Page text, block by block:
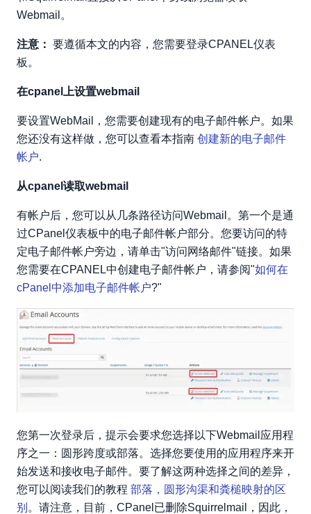
Webmail。
注意： 要遵循本文的内容，您需要登录CPANEL仪表
板。
在cpanel上设置webmail
要设置WebMail，您需要创建现有的电子邮件帐户。如果
您还没有这样做，您可以查看本指南 创建新的电子邮件
帐户.
从cpanel读取webmail
有帐户后，您可以从几条路径访问Webmail。第一个是通
过CPanel仪表板中的电子邮件帐户部分。您要访问的特
定电子邮件帐户旁边，请单击"访问网络邮件"链接。如果
您需要在CPANEL中创建电子邮件帐户，请参阅"如何在
cPanel中添加电子邮件帐户?"
您第一次登录后，提示会要求您选择以下Webmail应用程
序之一：圆形跨度或部落。选择您要使用的应用程序来开
始发送和接收电子邮件。要了解这两种选择之间的差异，
您可以阅读我们的教程 部落，圆形沟渠和粪槌映射的区
别 。请注意，目前，CPanel已删除Squirrelmail，因此，